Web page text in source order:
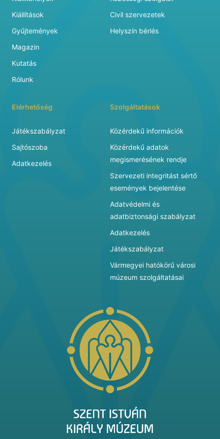
Kiállítások
Gyűjtemények
Magazin
Kutatás
Rólunk
Civil szervezetek
Helyszín bérlés
Elérhetőség
Játékszabályzat
Sajtószoba
Adatkezelés
Szolgáltatások
Közérdekű információk
Közérdekű adatok
megismerésének rendje
Szervezeti integritást sértő
események bejelentése
Adatvédelmi és
adatbiztonsági szabályzat
Adatkezelés
Játékszabályzat
Vármegyei hatókörű városi
múzeum szolgáltatásai